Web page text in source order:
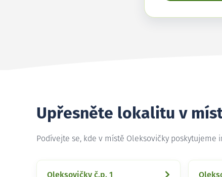
Upřesněte lokalitu v
Podívejte se, kde v místě Oleksovičky poskytujeme
Oleksovičky č.p. 1